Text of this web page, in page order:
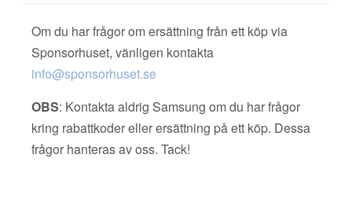
Om du har frågor om ersättning från ett köp via
Sponsorhuset, vänligen kontakta
info@sponsorhuset.se
OBS: Kontakta aldrig Samsung om du har frågor
kring rabattkoder eller ersättning på ett köp. Dessa
frågor hanteras av oss. Tack!